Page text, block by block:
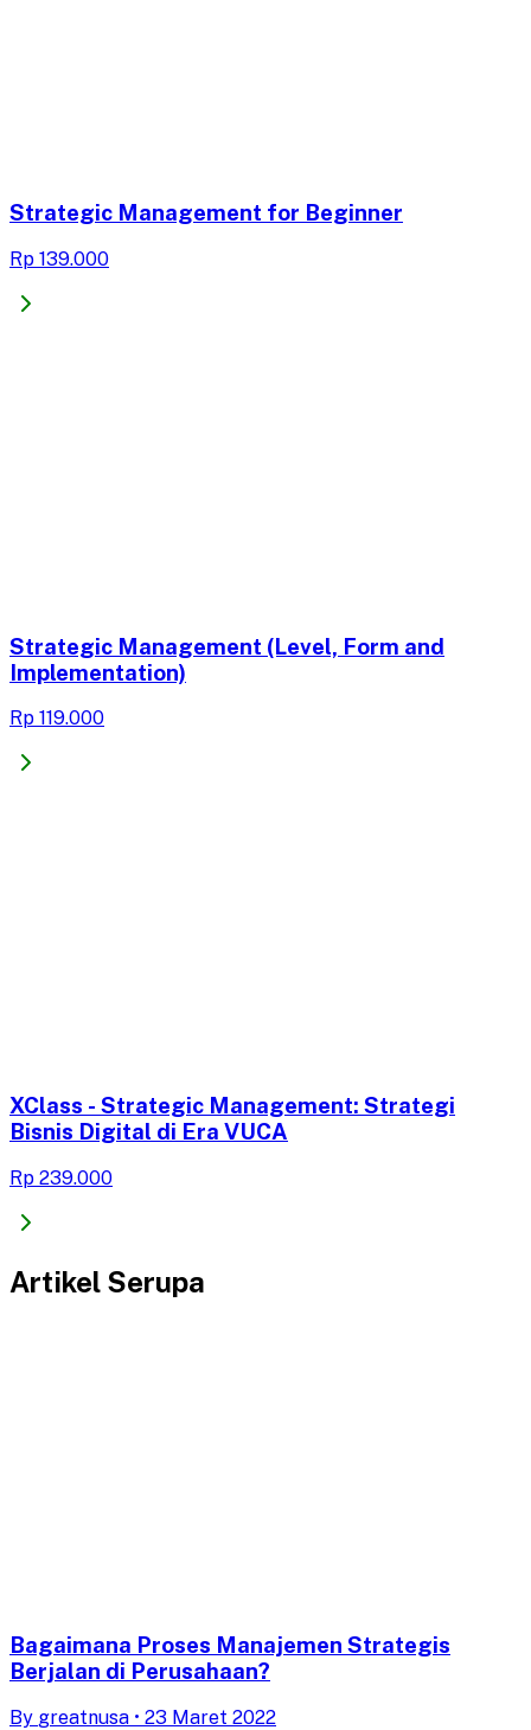
Strategic Management for Beginner
Rp 139.000
Strategic Management (Level, Form and
Implementation)
Rp 119.000
XClass - Strategic Management: Strategi
Bisnis Digital di Era VUCA
Rp 239.000
Artikel Serupa
Bagaimana Proses Manajemen Strategis
Berjalan di Perusahaan?
By greatnusa • 23 Maret 2022